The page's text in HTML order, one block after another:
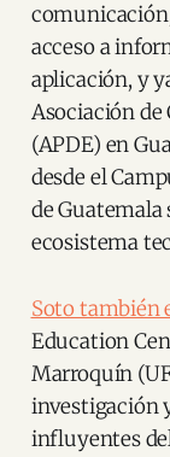
acceso a
aplicación, y
Asociación de
(APDE) en
desde el
de
ecosistema
Soto también
Education
Marroquín
investigación
influyentes